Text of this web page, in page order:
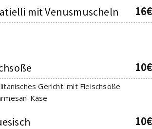
mit Venusmuscheln 16€
10€
Gericht. mit Fleischsoße
Käse
10€